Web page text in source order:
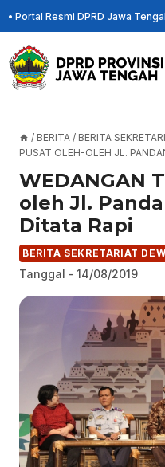
Skip
to
content
• Portal Resmi DPRD Jawa
/ BERITA / BERITA
PUSAT OLEH-OLEH JL.
WEDANGAN
oleh Jl.
Ditata Rapi
BERITA SEKRETARIAT
Tanggal - 14/08/2019